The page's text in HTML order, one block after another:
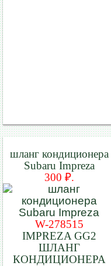
шланг кондиционера
Subaru Impreza
300 ₽.
W-278515
IMPREZA GG2
ШЛАНГ
КОНДИЦИОНЕРА